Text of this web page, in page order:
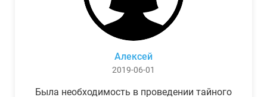
Алексей
2019-06-01
Была необходимость в проведении тайного